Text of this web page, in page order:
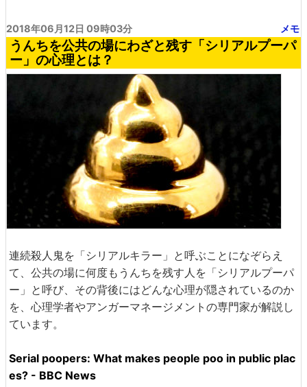
2018年06月12日 09時03分 メモ
うんちを公共の場にわざと残す「シリアルプーパ
ー」の心理とは？
連続殺人鬼を「シリアルキラー」と呼ぶことになぞらえ
て、公共の場に何度もうんちを残す人を「シリアルプーパ
ー」と呼び、その背後にはどんな心理が隠されているのか
を、心理学者やアンガーマネージメントの専門家が解説し
ています。
Serial poopers: What makes people poo in public plac
es? - BBC News